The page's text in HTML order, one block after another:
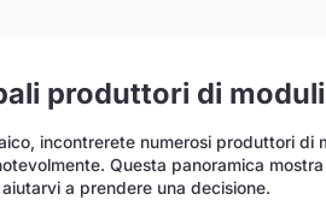
produttori di
incontrerete numerosi produttori di
Questa panoramica
a prendere una decisione.